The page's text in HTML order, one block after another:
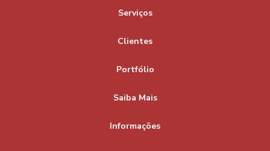
Serviços
Clientes
Portfólio
Saiba Mais
Informações